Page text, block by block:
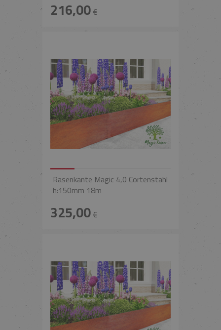
216,00€
Rasenkante Magic 4,0 Cortenstahl
h:150mm 18m
325,00€